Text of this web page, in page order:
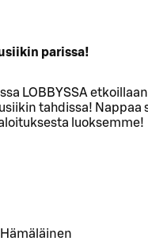
parissa!
LOBBYSSA etkoillaan
tahdissa! Nappaa
luoksemme!
Hämäläinen